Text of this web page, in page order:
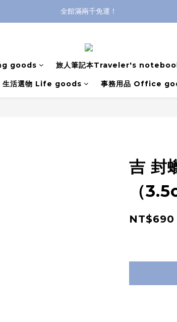
全館滿兩千免運！
全館滿兩千免運！
goods 旅人筆記本Traveler's
生活選物 Life goods 事務用品 Office
吉 封
（
NT$690